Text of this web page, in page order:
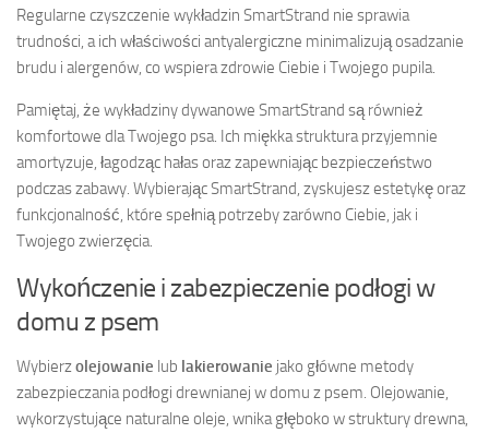
Regularne czyszczenie wykładzin SmartStrand nie sprawia
trudności, a ich właściwości antyalergiczne minimalizują osadzanie
brudu i alergenów, co wspiera zdrowie Ciebie i Twojego pupila.
Pamiętaj, że wykładziny dywanowe SmartStrand są również
komfortowe dla Twojego psa. Ich miękka struktura przyjemnie
amortyzuje, łagodząc hałas oraz zapewniając bezpieczeństwo
podczas zabawy. Wybierając SmartStrand, zyskujesz estetykę oraz
funkcjonalność, które spełnią potrzeby zarówno Ciebie, jak i
Twojego zwierzęcia.
Wykończenie i zabezpieczenie podłogi w
domu z psem
Wybierzolejowanie lub lakierowanie jako główne metody
zabezpieczania podłogi drewnianej w domu z psem. Olejowanie,
wykorzystujące naturalne oleje, wnika głęboko w struktury drewna,